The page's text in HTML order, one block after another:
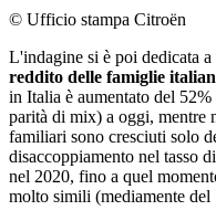
© Ufficio stampa Citroën
L'indagine si è poi dedicata a
reddito delle famiglie
in Italia è aumentato del
parità di mix) a oggi, mentre
familiari sono cresciuti solo
disaccoppiamento nel tasso
nel 2020, fino a quel
molto simili (mediamente del